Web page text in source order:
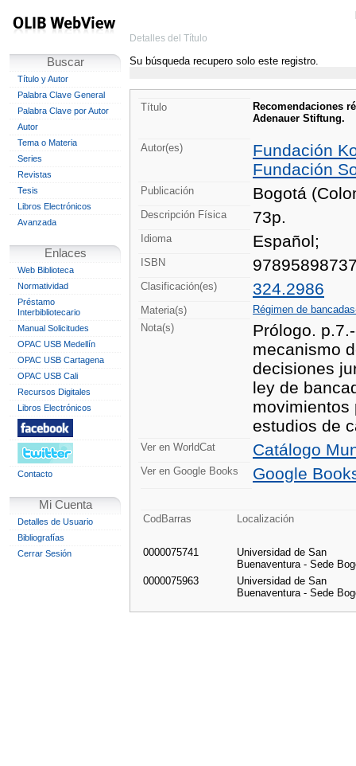
Buscar
Título y Autor
Palabra Clave General
Palabra Clave por Autor
Autor
Tema o Materia
Series
Revistas
Tesis
Libros Electrónicos
Avanzada
Enlaces
Web Biblioteca
Normatividad
Préstamo
Interbibliotecario
Manual Solicitudes
OPAC USB Medellín
OPAC USB Cartagena
OPAC USB Cali
Recursos Digitales
Libros Electrónicos
Contacto
Mi Cuenta
Detalles de Usuario
Bibliografías
Cerrar Sesión
Detalles del Título
Su búsqueda recupero solo este registro.
Título
Recomendaciones
Adenauer Stiftung.
Autor(es)
Fundación
Fundación
Publicación Bogotá
Descripción Física 73p.
Idioma Español;
ISBN
Clasificación(es) 324.2986
Materia(s)
Régimen de
Nota(s)
Prólogo.
mecanismo
decisiones
ley de
movimientos
estudios de
Ver en WorldCat Catálogo
Ver en Google Books Google
CodBarras Localización
0000075741
Universidad de San
Buenaventura - Sede
0000075963
Universidad de San
Buenaventura - Sede